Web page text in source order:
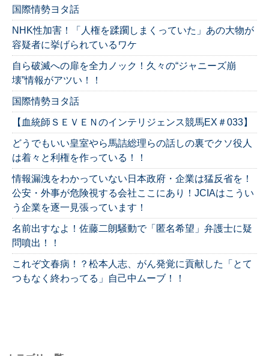
国際情勢ヨタ話
NHK性加害！「人権を蹂躙しまくっていた」あの大物が
容疑者に挙げられているワケ
自ら破滅への扉を全力ノック！久々の“ジャニーズ崩
壊”情報がアツい！！
国際情勢ヨタ話
【血統師ＳＥＶＥＮのインテリジェンス競馬EX＃033】
どうでもいい皇室やら馬詰総理らの話しの裏でクソ役人
は着々と利権を作っている！！
情報漏洩をわかっていない日本政府・企業は猛反省を！
公安・外事が危険視する会社ここにあり！JCIAはこうい
う企業を逐一見張っています！
名前出すなよ！佐藤二朗騒動で「匿名希望」弁護士に疑
問噴出！！
これぞ文春病！？松本人志、がん発覚に貢献した「とて
つもなく終わってる」自己中ムーブ！！